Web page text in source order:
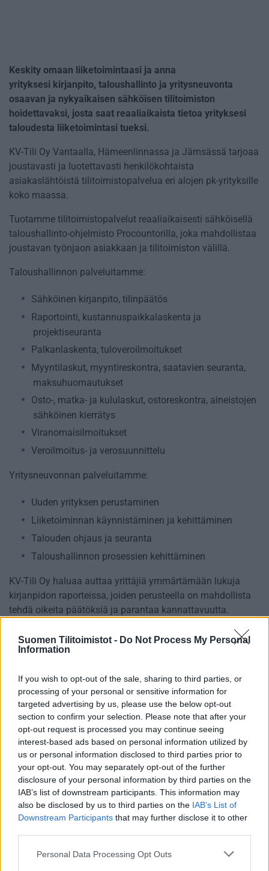
Suomen Tilitoimistot - Do Not Process My Personal
Information
If you wish to opt-out of the sale, sharing to third parties, or
processing of your personal or sensitive information for
targeted advertising by us, please use the below opt-out
section to confirm your selection. Please note that after your
opt-out request is processed you may continue seeing
interest-based ads based on personal information utilized by
us or personal information disclosed to third parties prior to
your opt-out. You may separately opt-out of the further
disclosure of your personal information by third parties on the
IAB’s list of downstream participants. This information may
also be disclosed by us to third parties on the IAB’s List of
Downstream Participants that may further disclose it to other
Please note that this website/app uses one or more Google
Personal Data Processing Opt Outs
Keskity omaan liiketoimintaasi ja anna
yrityksesi kirjanpito, taloushallinto ja yritysneuvonta
osaavan ja nykyaikaisen sähköisen tilitoimiston
hoidettavaksi, josta saat reaaliaikaista tietoa yrityksesi
taloudesta liiketoimintasi tueksi.
KV-Tili Oy Vantaalla, Hämeenlinnassa ja Jämsässä tarjoaa
joustavasti ja luotettavasti henkilökohtaista
asiakaslähtöistä tilitoimistopalvelua eri alojen pk-yrityksille
koko maassa.
Tuotamme tilitoimistopalvelut reaaliaikaisesti sähköisellä
taloushallinto-ohjelmisto Procountorilla, joka mahdollistaa
joustavan työnjaon asiakkaan ja tilitoimiston välillä.
Taloushallinnon palveluitamme:
Sähköinen kirjanpito, tilinpäätös
Raportointi, kustannuspaikkalaskenta ja
projektiseuranta
Palkanlaskenta, tuloveroilmoitukset
Myyntilaskut, myyntireskontra, saatavien seuranta,
maksuhuomautukset
Osto-, matka- ja kululaskut, ostoreskontra, aineistojen
sähköinen kierrätys
Viranomaisilmoitukset
Veroilmoitus- ja verosuunnittelu
Yritysneuvonnan palveluitamme:
Uuden yrityksen perustaminen
Liiketoiminnan käynnistäminen ja kehittäminen
Talouden ohjaus ja seuranta
Taloushallinnon prosessien kehittäminen
KV-Tili Oy haluaa auttaa yrittäjiä ymmärtämään lukuja
kirjanpidon raporteissa, joiden perusteella on mahdollista
tehdä oikeita päätöksiä ja parantaa kannattavuutta.
ymmärtämiseen.
konsultointiin. Annamme mielellämme tarjouksen
taloushallintopalveluistamme.
Lisätietoja:www.kv-tili.fi
Tilitoimiston erityisosaaminen
Palvelukielet
Suomi
Englanti
Ruotsi